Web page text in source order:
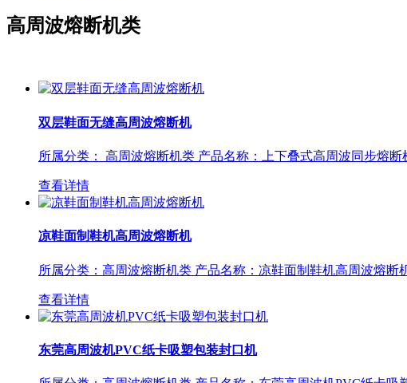
高周波熔断机类
双层鞋面无缝高周波熔断机
所属分类： 高周波熔断机类 产品名称：上下叠式高周波同步熔
查看详情
凉鞋面制鞋机高周波熔断机
所属分类：高周波熔断机类 产品名称：凉鞋面制鞋机高周波熔
查看详情
东莞高周波机PVC纸卡吸塑包装封口机